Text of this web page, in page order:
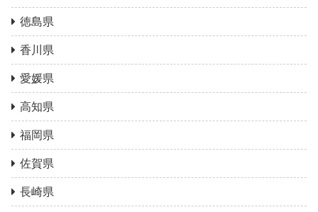
徳島県
香川県
愛媛県
高知県
福岡県
佐賀県
長崎県